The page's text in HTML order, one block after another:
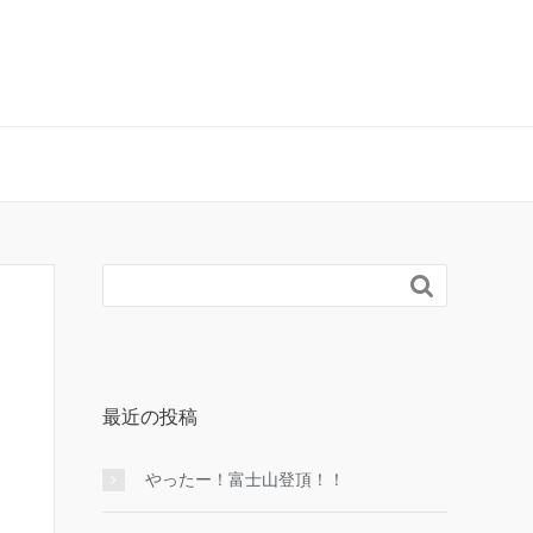

最近の投稿
やったー！富士山登頂！！